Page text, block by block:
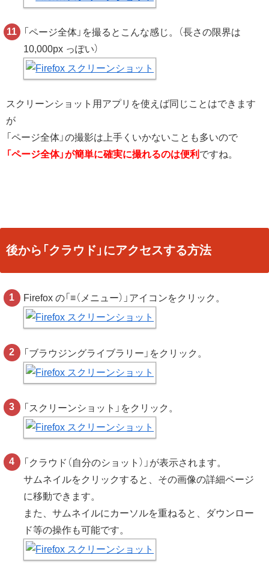
「ページ全体」を撮るとこんな感じ。（長さの限界は
10,000px っぽい）
スクリーンショット用アプリを使えば同じことはできます
が
「ページ全体」の撮影は上手くいかないことも多いので
「ページ全体」が簡単に確実に撮れるのは便利 ですね。
後から「クラウド」にアクセスする方法
Firefox の「≡（メニュー）」アイコンをクリック。
「ブラウジングライブラリー」をクリック。
「スクリーンショット」をクリック。
「クラウド（自分のショット）」が表示されます。
サムネイルをクリックすると、その画像の詳細ページ
に移動できます。
また、サムネイルにカーソルを重ねると、ダウンロー
ド等の操作も可能です。